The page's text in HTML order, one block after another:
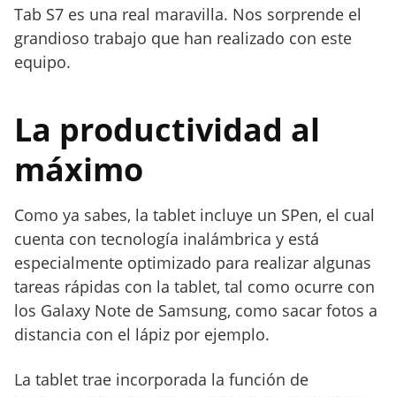
Tab S7 es una real maravilla. Nos sorprende el
grandioso trabajo que han realizado con este
equipo.
La productividad al
máximo
Como ya sabes, la tablet incluye un SPen, el cual
cuenta con tecnología inalámbrica y está
especialmente optimizado para realizar algunas
tareas rápidas con la tablet, tal como ocurre con
los Galaxy Note de Samsung, como sacar fotos a
distancia con el lápiz por ejemplo.
La tablet trae incorporada la función de